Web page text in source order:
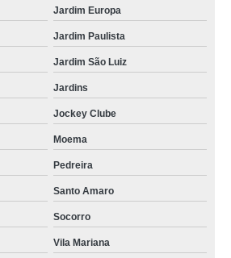
Jardim Europa
Jardim Paulista
Jardim São Luiz
Jardins
Jockey Clube
Moema
Pedreira
Santo Amaro
Socorro
Vila Mariana